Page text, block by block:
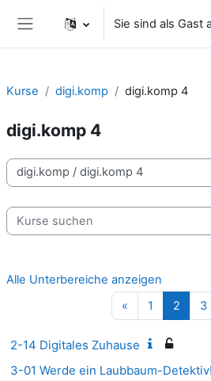
Website-Übersicht
Sie sind als Gast
Kurse digi.komp digi.komp 4
digi.komp 4
Kursbereiche
Kurse suchen
Alle Unterbereiche anzeigen
«Vorherige Seite
1 Seite 1
2Seite 2
3
2-14 Digitales Zuhause
3-01 Werde ein Laubbaum-Detektiv!